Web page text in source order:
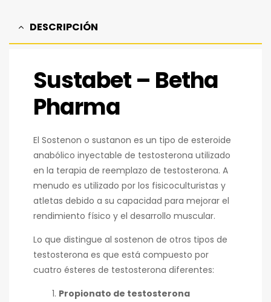
DESCRIPCIÓN
Sustabet – Betha
Pharma
El Sostenon o sustanon es un tipo de esteroide
anabólico inyectable de testosterona utilizado
en la terapia de reemplazo de testosterona. A
menudo es utilizado por los fisicoculturistas y
atletas debido a su capacidad para mejorar el
rendimiento físico y el desarrollo muscular.
Lo que distingue al sostenon de otros tipos de
testosterona es que está compuesto por
cuatro ésteres de testosterona diferentes:
Propionato de testosterona